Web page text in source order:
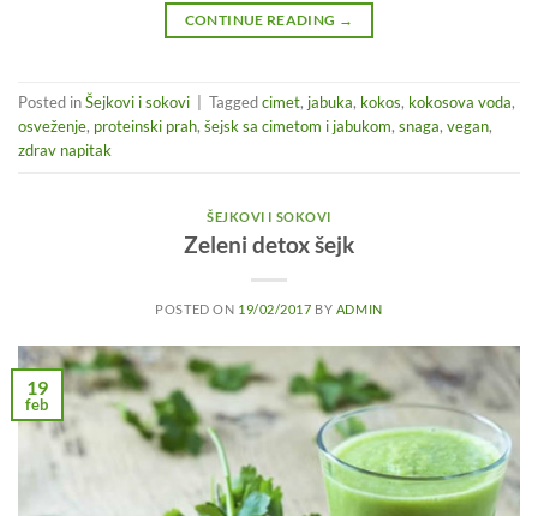
CONTINUE READING →
Posted inŠejkovi i sokovi Taggedcimet, jabuka, kokos, kokosova voda,
osveženje, proteinski prah, šejsk sa cimetom i jabukom, snaga, vegan,
zdrav napitak
ŠEJKOVI I SOKOVI
Zeleni detox šejk
POSTED ON 19/02/2017 BY ADMIN
19
feb